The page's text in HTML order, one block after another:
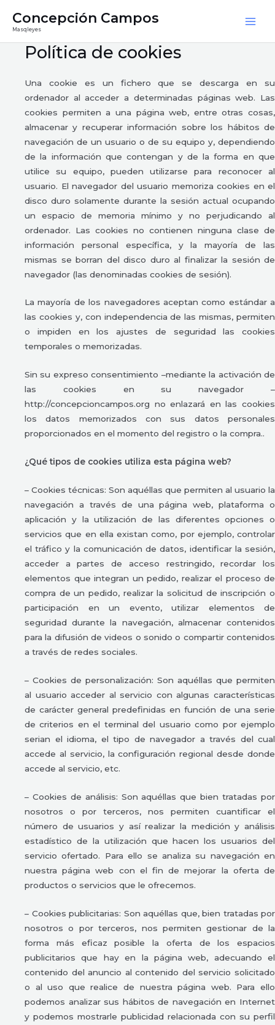
Concepción Campos
Masqleyes
Política de cookies
Una cookie es un fichero que se descarga en su
ordenador al acceder a determinadas páginas web. Las
cookies permiten a una página web, entre otras cosas,
almacenar y recuperar información sobre los hábitos de
navegación de un usuario o de su equipo y, dependiendo
de la información que contengan y de la forma en que
utilice su equipo, pueden utilizarse para reconocer al
usuario. El navegador del usuario memoriza cookies en el
disco duro solamente durante la sesión actual ocupando
un espacio de memoria mínimo y no perjudicando al
ordenador. Las cookies no contienen ninguna clase de
información personal específica, y la mayoría de las
mismas se borran del disco duro al finalizar la sesión de
navegador (las denominadas cookies de sesión).
La mayoría de los navegadores aceptan como estándar a
las cookies y, con independencia de las mismas, permiten
o impiden en los ajustes de seguridad las cookies
temporales o memorizadas.
Sin su expreso consentimiento –mediante la activación de
las cookies en su navegador –
http://concepcioncampos.org no enlazará en las cookies
los datos memorizados con sus datos personales
proporcionados en el momento del registro o la compra..
¿Qué tipos de cookies utiliza esta página web?
– Cookies técnicas: Son aquéllas que permiten al usuario la
navegación a través de una página web, plataforma o
aplicación y la utilización de las diferentes opciones o
servicios que en ella existan como, por ejemplo, controlar
el tráfico y la comunicación de datos, identificar la sesión,
acceder a partes de acceso restringido, recordar los
elementos que integran un pedido, realizar el proceso de
compra de un pedido, realizar la solicitud de inscripción o
participación en un evento, utilizar elementos de
seguridad durante la navegación, almacenar contenidos
para la difusión de videos o sonido o compartir contenidos
a través de redes sociales.
– Cookies de personalización: Son aquéllas que permiten
al usuario acceder al servicio con algunas características
de carácter general predefinidas en función de una serie
de criterios en el terminal del usuario como por ejemplo
serian el idioma, el tipo de navegador a través del cual
accede al servicio, la configuración regional desde donde
accede al servicio, etc.
– Cookies de análisis: Son aquéllas que bien tratadas por
nosotros o por terceros, nos permiten cuantificar el
número de usuarios y así realizar la medición y análisis
estadístico de la utilización que hacen los usuarios del
servicio ofertado. Para ello se analiza su navegación en
nuestra página web con el fin de mejorar la oferta de
productos o servicios que le ofrecemos.
– Cookies publicitarias: Son aquéllas que, bien tratadas por
nosotros o por terceros, nos permiten gestionar de la
forma más eficaz posible la oferta de los espacios
publicitarios que hay en la página web, adecuando el
contenido del anuncio al contenido del servicio solicitado
o al uso que realice de nuestra página web. Para ello
podemos analizar sus hábitos de navegación en Internet
y podemos mostrarle publicidad relacionada con su perfil